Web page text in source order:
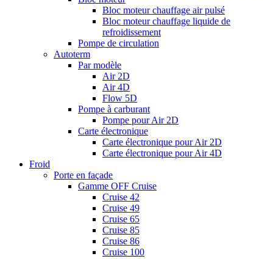
Bloc moteur chauffage air pulsé
Bloc moteur chauffage liquide de
refroidissement
Pompe de circulation
Autoterm
Par modèle
Air 2D
Air 4D
Flow 5D
Pompe à carburant
Pompe pour Air 2D
Carte électronique
Carte électronique pour Air 2D
Carte électronique pour Air 4D
Froid
Porte en façade
Gamme OFF Cruise
Cruise 42
Cruise 49
Cruise 65
Cruise 85
Cruise 86
Cruise 100